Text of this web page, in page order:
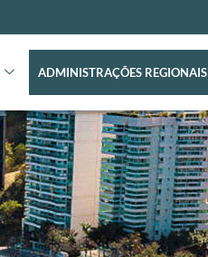
ADMINISTRAÇÕES REGIONAIS